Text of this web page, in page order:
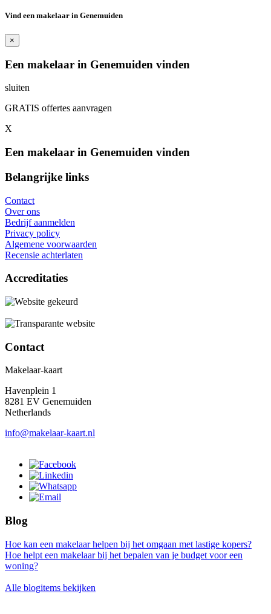
Vind een makelaar in Genemuiden
×
Een makelaar in Genemuiden vinden
sluiten
GRATIS offertes aanvragen
X
Een makelaar in Genemuiden vinden
Belangrijke links
Contact
Over ons
Bedrijf aanmelden
Privacy policy
Algemene voorwaarden
Recensie achterlaten
Accreditaties
Contact
Makelaar-kaart
Havenplein 1
8281 EV Genemuiden
Netherlands
info@makelaar-kaart.nl
Blog
Hoe kan een makelaar helpen bij het omgaan met lastige kopers?
Hoe helpt een makelaar bij het bepalen van je budget voor een
woning?
Alle blogitems bekijken